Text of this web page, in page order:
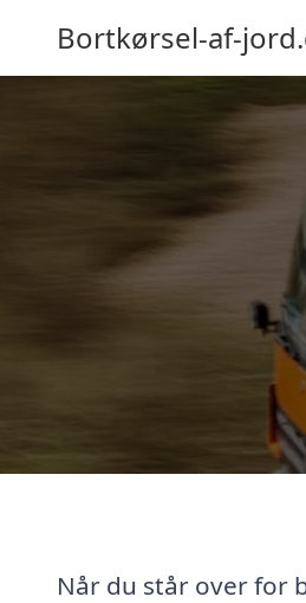
Bortkørsel-af-
Når du står over for